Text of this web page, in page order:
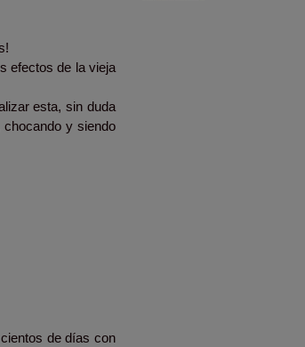
efectos de la vieja
esta, sin duda
y siendo
de días con